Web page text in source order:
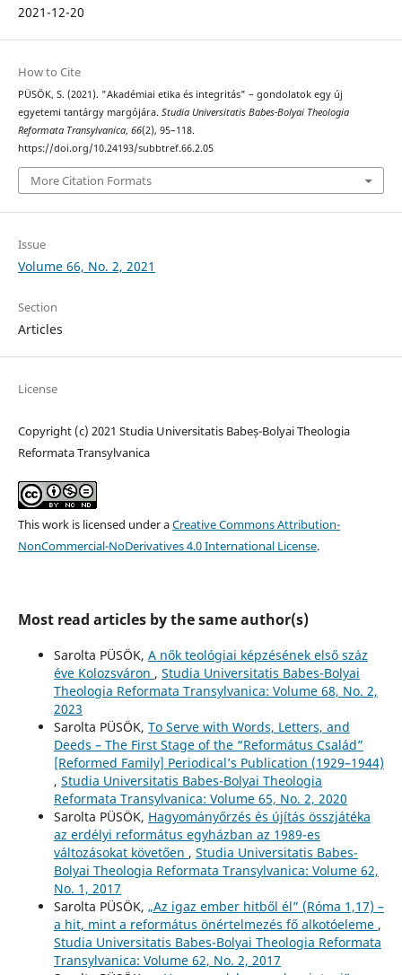
2021-12-20
How to Cite
PÜSÖK, S. (2021). "Akadémiai etika és integritás" – gondolatok egy új
egyetemi tantárgy margójára. Studia Universitatis Babes-Bolyai Theologia
Reformata Transylvanica, 66(2), 95–118.
https://doi.org/10.24193/subbtref.66.2.05
More Citation Formats
Issue
Volume 66, No. 2, 2021
Section
Articles
License
Copyright (c) 2021 Studia Universitatis Babeș-Bolyai Theologia
Reformata Transylvanica
This work is licensed under aCreative Commons Attribution-
NonCommercial-NoDerivatives 4.0 International License.
Most read articles by the same author(s)
Sarolta PÜSÖK, A nők teológiai képzésének első száz
éve Kolozsváron , Studia Universitatis Babes-Bolyai
Theologia Reformata Transylvanica: Volume 68, No. 2,
2023
Sarolta PÜSÖK, To Serve with Words, Letters, and
Deeds – The First Stage of the “Református Család”
[Reformed Family] Periodical’s Publication (1929–1944)
, Studia Universitatis Babes-Bolyai Theologia
Reformata Transylvanica: Volume 65, No. 2, 2020
Sarolta PÜSÖK, Hagyományőrzés és újítás összjátéka
az erdélyi református egyházban az 1989-es
változásokat követően , Studia Universitatis Babes-
Bolyai Theologia Reformata Transylvanica: Volume 62,
No. 1, 2017
Sarolta PÜSÖK, „Az igaz ember hitből él” (Róma 1,17) –
a hit, mint a református önértelmezés fő alkotóeleme ,
Studia Universitatis Babes-Bolyai Theologia Reformata
Transylvanica: Volume 62, No. 2, 2017